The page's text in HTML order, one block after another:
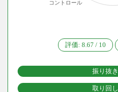
コントロール
評価: 8.67 / 10
振り抜
取り回